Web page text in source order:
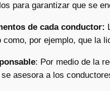
para garantizar que se
de cada conductor:
por ejemplo, que la
: Por medio de la
asesora a los